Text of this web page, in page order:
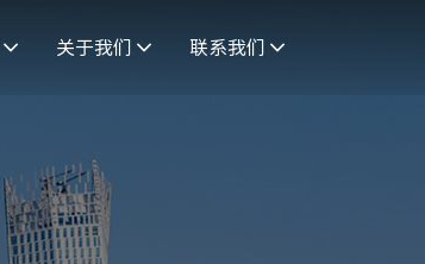
关于我们 联系我们